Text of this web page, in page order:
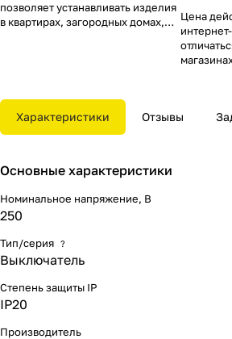
позволяет устанавливать изделия
в квартирах, загородных домах,
Цена
Характеристики Отзывы
Основные характеристики
Номинальное напряжение, В
250
Тип/серия ?
Выключатель
Степень защиты IP
IP20
Производитель